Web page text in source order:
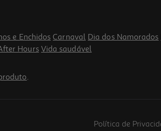
e Enchidos Carnaval Dia dos Namorados
Hours Vida saudável
.
Política de